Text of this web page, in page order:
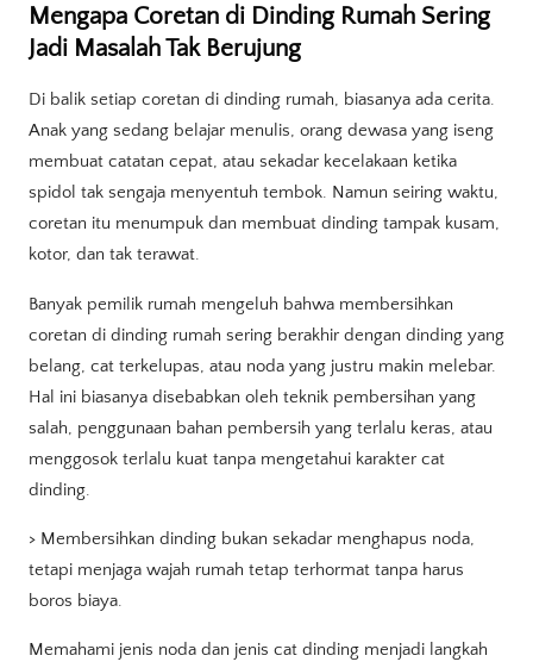
Mengapa Coretan di Dinding Rumah Sering
Jadi Masalah Tak Berujung
Di balik setiap coretan di dinding rumah, biasanya ada cerita.
Anak yang sedang belajar menulis, orang dewasa yang iseng
membuat catatan cepat, atau sekadar kecelakaan ketika
spidol tak sengaja menyentuh tembok. Namun seiring waktu,
coretan itu menumpuk dan membuat dinding tampak kusam,
kotor, dan tak terawat.
Banyak pemilik rumah mengeluh bahwa membersihkan
coretan di dinding rumah sering berakhir dengan dinding yang
belang, cat terkelupas, atau noda yang justru makin melebar.
Hal ini biasanya disebabkan oleh teknik pembersihan yang
salah, penggunaan bahan pembersih yang terlalu keras, atau
menggosok terlalu kuat tanpa mengetahui karakter cat
dinding.
> Membersihkan dinding bukan sekadar menghapus noda,
tetapi menjaga wajah rumah tetap terhormat tanpa harus
boros biaya.
Memahami jenis noda dan jenis cat dinding menjadi langkah